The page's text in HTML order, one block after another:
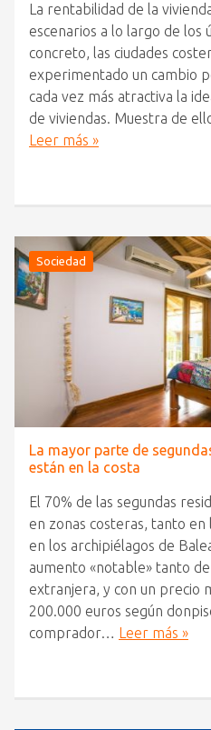
La rentabilidad de la
escenarios a lo largo de los
concreto, las ciudades
experimentado un cambio
cada vez más atractiva la
de viviendas. Muestra de
Leer más »
Sociedad
La mayor parte de
están en la costa
El 70% de las segundas
en zonas costeras, tanto en
en los archipiélagos de
aumento «notable» tanto
extranjera, y con un precio
200.000 euros según
comprador… Leer más »